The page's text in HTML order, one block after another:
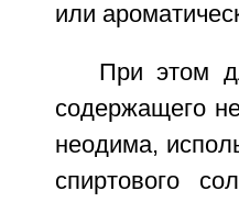
или
При этом
содержащего
неодима,
спиртового